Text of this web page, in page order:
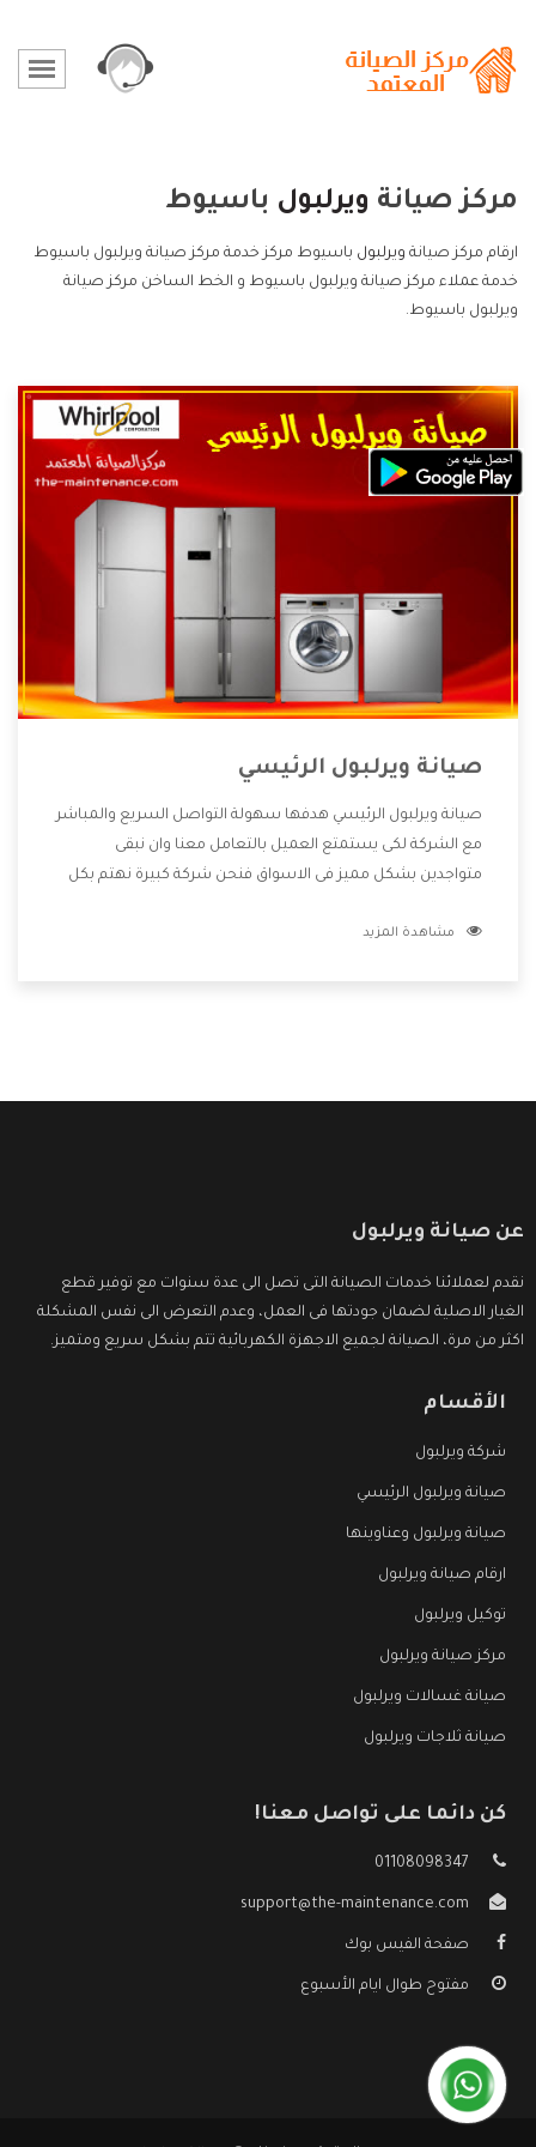
مركز صيانة ويرلبول باسيوط
ارقام مركز صيانة ويرلبول باسيوط مركز خدمة مركز صيانة ويرلبول باسيوط
خدمة عملاء مركز صيانة ويرلبول باسيوط و الخط الساخن مركز صيانة
ويرلبول باسيوط.
صيانة ويرلبول الرئيسي
صيانة ويرلبول الرئيسي هدفها سهولة التواصل السريع والمباشر
مع الشركة لكى يستمتع العميل بالتعامل معنا وان نبقى
متواجدين بشكل مميز فى الاسواق فنحن شركة كبيرة نهتم بكل
الشركة بها والتى تكون منها خدمة الصيانة التى تكون من أهم
مشاهدة المزيد
عن صيانة ويرلبول
نقدم لعملائنا خدمات الصيانة التى تصل الى عدة سنوات مع توفير قطع
الغيار الاصلية لضمان جودتها فى العمل، وعدم التعرض الى نفس المشكلة
اكثر من مرة، الصيانة لجميع الاجهزة الكهربائية تتم بشكل سريع ومتميز.
الأقسام
شركة ويرلبول
صيانة ويرلبول الرئيسي
صيانة ويرلبول وعناوينها
ارقام صيانة ويرلبول
توكيل ويرلبول
مركز صيانة ويرلبول
صيانة غسالات ويرلبول
صيانة ثلاجات ويرلبول
كن دائما على تواصل معنا!
01108098347
support@the-maintenance.com
صفحة الفيس بوك
مفتوح طوال ايام الأسبوع